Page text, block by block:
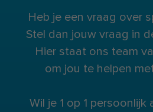
Heb je een vraag over
Stel dan jouw vraag in
Hier staat ons team
om jou te helpen
Wil je 1 op 1 persoonlijk